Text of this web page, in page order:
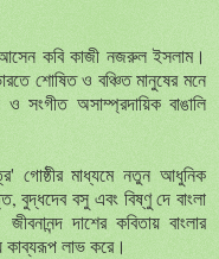
আসেন কবি কাজী নজরুল ইসলাম।
শোষিত ও বঞ্চিত মানুষের মনে
অসাম্প্রদায়িক বাঙালি
গোষ্ঠীর মাধ্যমে নতুন আধুনিক
বুদ্ধদেব বসু এবং বিষ্ণু দে বাংলা
দাশের কবিতায় বাংলার
কাব্যরূপ লাভ করে।